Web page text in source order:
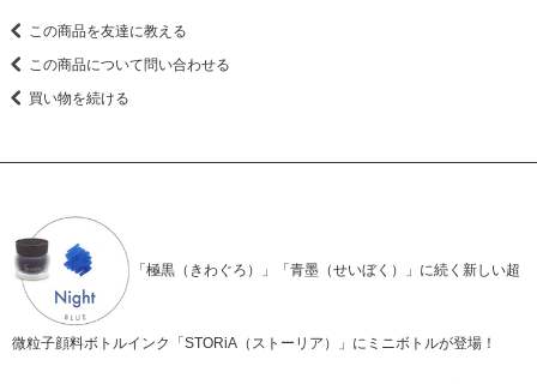
この商品を友達に教える
この商品について問い合わせる
買い物を続ける
「極黒（きわぐろ）」「青墨（せいぼく）」に続く新しい超
微粒子顔料ボトルインク「STORiA（ストーリア）」にミニボトルが登場！